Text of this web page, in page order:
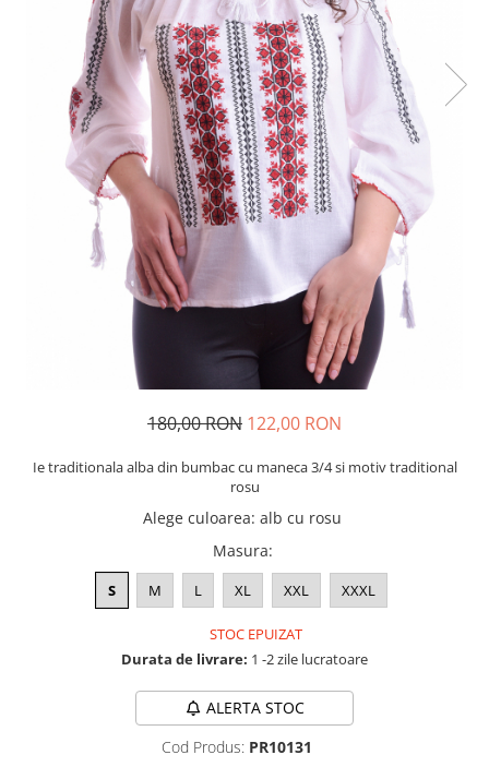
180,00 RON 122,00 RON
Ie traditionala alba din bumbac cu maneca 3/4 si motiv traditional
rosu
Alege culoarea: alb cu rosu
Masura:
S M L XL XXL XXXL
STOC EPUIZAT
Durata de livrare: 1 -2 zile lucratoare
ALERTA STOC
Cod Produs: PR10131